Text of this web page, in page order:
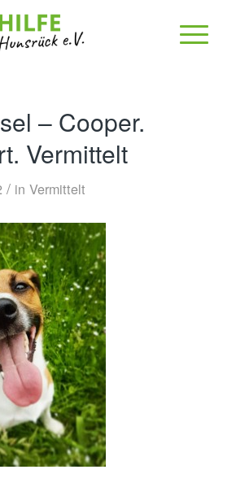
– Cooper.
Vermittelt
/ in Vermittelt